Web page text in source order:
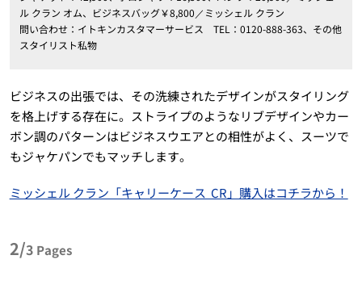
ル クラン オム、ビジネスバッグ￥8,800／ミッシェル クラン
問い合わせ：イトキンカスタマーサービス TEL：0120-888-363、その他
スタイリスト私物
ビジネスの出張では、その洗練されたデザインがスタイリング
を格上げする存在に。ストライプのようなリブデザインやカー
ボン調のパターンはビジネスウエアとの相性がよく、スーツで
もジャケパンでもマッチします。
ミッシェル クラン「キャリーケース CR」購入はコチラから！
2/3 Pages